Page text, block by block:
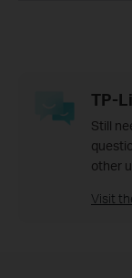
TP-
Still
other
Visit